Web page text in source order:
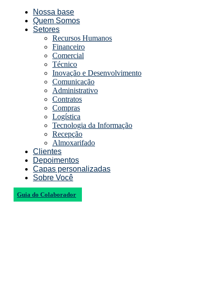
Nossa base
Quem Somos
Setores
Recursos Humanos
Financeiro
Comercial
Técnico
Inovação e Desenvolvimento
Comunicação
Administrativo
Contratos
Compras
Logística
Tecnologia da Informação
Recepção
Almoxarifado
Clientes
Depoimentos
Capas personalizadas
Sobre Você
Guia do Colaborador